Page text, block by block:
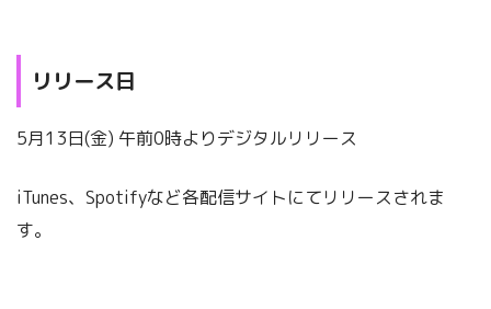
リリース日
5月13日(金) 午前0時よりデジタルリリース
iTunes、Spotifyなど各配信サイトにてリリースされま
す。